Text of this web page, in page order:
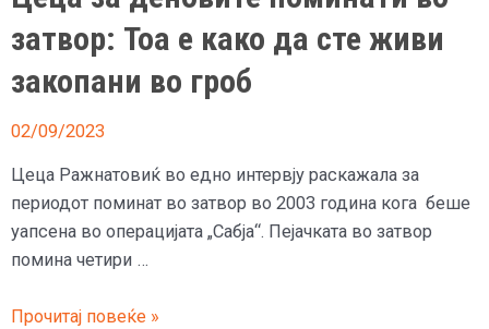
затвор: Тоа е како да сте живи
закопани во гроб
02/09/2023
Цеца Ражнатовиќ во едно интервју раскажала за
периодот поминат во затвор во 2003 година кога беше
уапсена во операцијата „Сабја“. Пејачката во затвор
помина четири …
Цеца
Прочитај повеќе »